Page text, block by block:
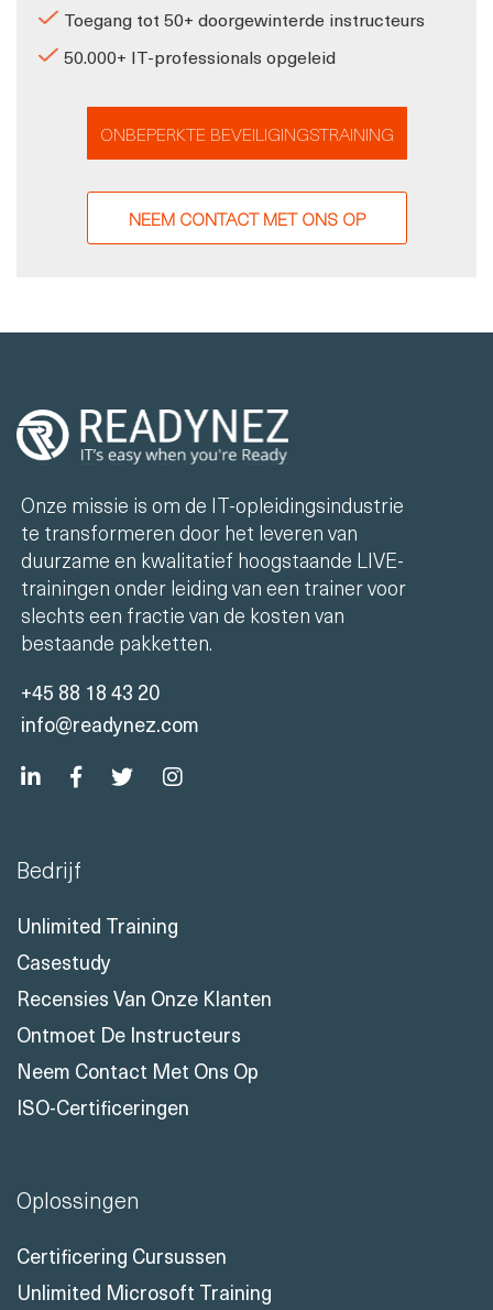
Toegang tot 50+ doorgewinterde instructeurs
50.000+ IT-professionals opgeleid
ONBEPERKTE BEVEILIGINGSTRAINING
NEEM CONTACT MET ONS OP
Onze missie is om de IT-opleidingsindustrie
te transformeren door het leveren van
duurzame en kwalitatief hoogstaande LIVE-
trainingen onder leiding van een trainer voor
slechts een fractie van de kosten van
bestaande pakketten.
+45 88 18 43 20
info@readynez.com
Bedrijf
Unlimited Training
Casestudy
Recensies Van Onze Klanten
Ontmoet De Instructeurs
Neem Contact Met Ons Op
ISO-Certificeringen
Oplossingen
Certificering Cursussen
Unlimited Microsoft Training